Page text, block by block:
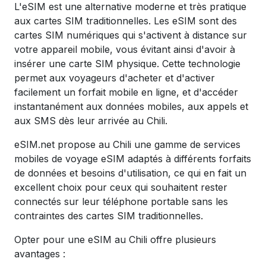
L'eSIM est une alternative moderne et très pratique
aux cartes SIM traditionnelles. Les eSIM sont des
cartes SIM numériques qui s'activent à distance sur
votre appareil mobile, vous évitant ainsi d'avoir à
insérer une carte SIM physique. Cette technologie
permet aux voyageurs d'acheter et d'activer
facilement un forfait mobile en ligne, et d'accéder
instantanément aux données mobiles, aux appels et
aux SMS dès leur arrivée au Chili.
eSIM.net propose au Chili une gamme de services
mobiles de voyage eSIM adaptés à différents forfaits
de données et besoins d'utilisation, ce qui en fait un
excellent choix pour ceux qui souhaitent rester
connectés sur leur téléphone portable sans les
contraintes des cartes SIM traditionnelles.
Opter pour une eSIM au Chili offre plusieurs
avantages :